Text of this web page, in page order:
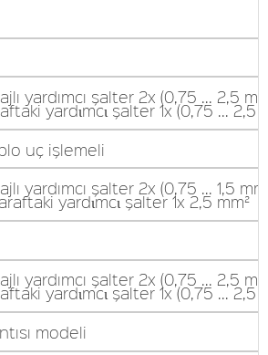
yardımcı şalter 2x (0,75 ... 2,5
yardιmcι şalter 1x (0,75 ... 2,5
uç işlemeli
yardımcı şalter 2x (0,75 ... 1,5
yardιmcι şalter 1x 2,5 mm²
yardımcı şalter 2x (0,75 ... 2,5
yardιmcι şalter 1x (0,75 ... 2,5
modeli